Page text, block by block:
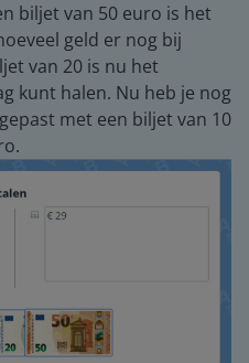
biljet van 50 euro is het
geld er nog bij
van 20 is nu het
kunt halen. Nu heb je nog
met een biljet van 10